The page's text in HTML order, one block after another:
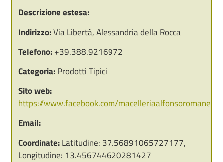
Descrizione estesa:
Indirizzo:Via Libertà, Alessandria della Rocca
Telefono:+39.388.9216972
Categoria:Prodotti Tipici
Sito web:
https://www.facebook.com/macelleriaalfonsoromanello/
Email:
Coordinate:Latitudine: 37.56891065727177,
Longitudine: 13.456744620281427